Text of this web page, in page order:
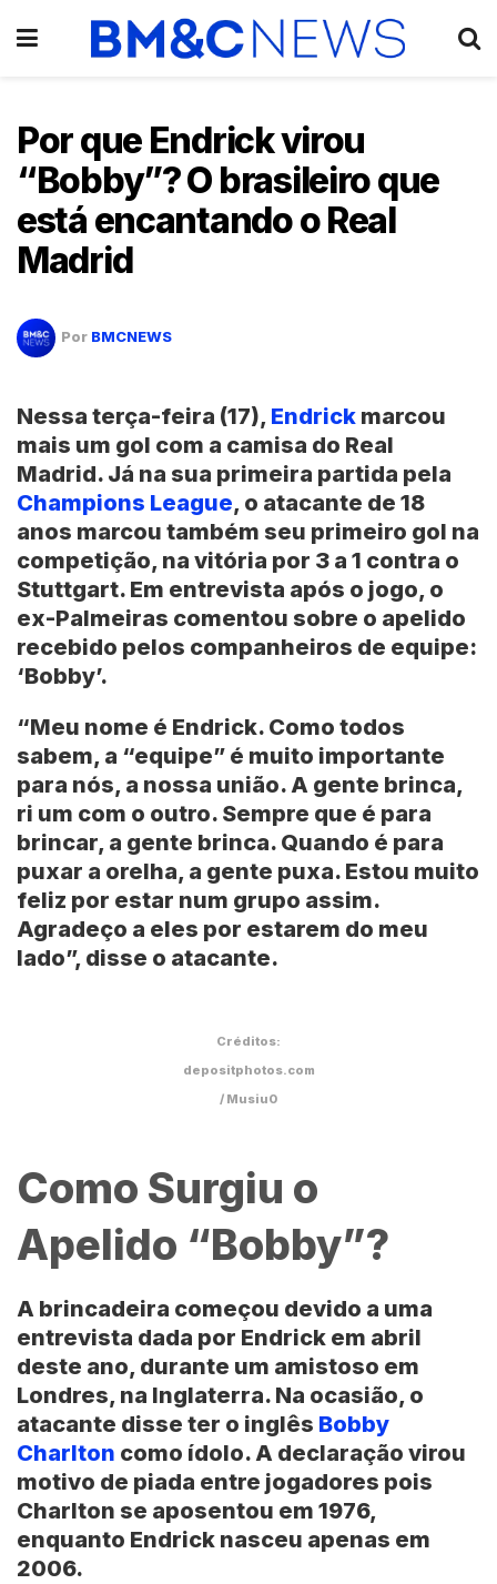
Por que Endrick virou
“Bobby”? O brasileiro que
está encantando o Real
Madrid
Por BMCNEWS
Nessa terça-feira (17), Endrick marcou
mais um gol com a camisa do Real
Madrid. Já na sua primeira partida pela
Champions League, o atacante de 18
anos marcou também seu primeiro gol na
competição, na vitória por 3 a 1 contra o
Stuttgart. Em entrevista após o jogo, o
ex-Palmeiras comentou sobre o apelido
recebido pelos companheiros de equipe:
‘Bobby’.
“Meu nome é Endrick. Como todos
sabem, a “equipe” é muito importante
para nós, a nossa união. A gente brinca,
ri um com o outro. Sempre que é para
brincar, a gente brinca. Quando é para
puxar a orelha, a gente puxa. Estou muito
feliz por estar num grupo assim.
Agradeço a eles por estarem do meu
lado”, disse o atacante.
Créditos:
depositphotos.com
/ Musiu0
Como Surgiu o
Apelido “Bobby”?
A brincadeira começou devido a uma
entrevista dada por Endrick em abril
deste ano, durante um amistoso em
Londres, na Inglaterra. Na ocasião, o
atacante disse ter o inglês Bobby
Charlton como ídolo. A declaração virou
motivo de piada entre jogadores pois
Charlton se aposentou em 1976,
enquanto Endrick nasceu apenas em
2006.